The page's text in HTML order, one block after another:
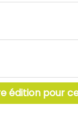
édition pour